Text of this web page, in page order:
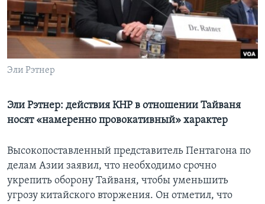
Learning English
СОЦИАЛЬНЫЕ СЕТИ
Языки
Эли Рэтнер
Эли Рэтнер: действия КНР в отношении Тайваня
носят «намеренно провокативный» характер
Высокопоставленный представитель Пентагона по
делам Азии заявил, что необходимо срочно
укрепить оборону Тайваня, чтобы уменьшить
угрозу китайского вторжения. Он отметил, что